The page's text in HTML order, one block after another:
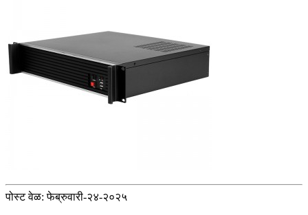
पोस्ट वेळ: फेब्रुवारी-२४-२०२५